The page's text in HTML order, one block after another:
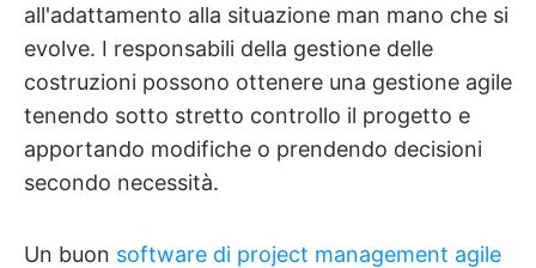
all'adattamento alla situazione man mano che si
evolve. I responsabili della gestione delle
costruzioni possono ottenere una gestione agile
tenendo sotto stretto controllo il progetto e
apportando modifiche o prendendo decisioni
secondo necessità.
Un buon software di project management agile